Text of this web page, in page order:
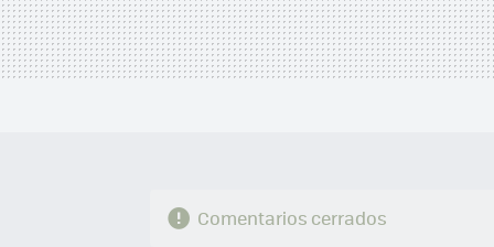
Comentarios cerrados